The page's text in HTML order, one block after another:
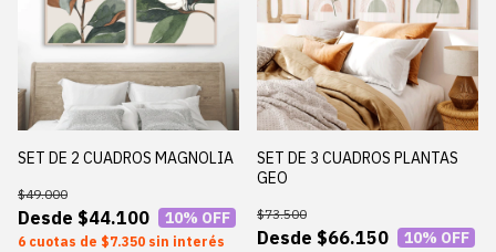
SET DE 2 CUADROS MAGNOLIA
$44.100
$49.000
10% OFF
6 $7.350 sin interés
SET DE 3 CUADROS PLANTAS
GEO
$66.150
$73.500
10% OFF